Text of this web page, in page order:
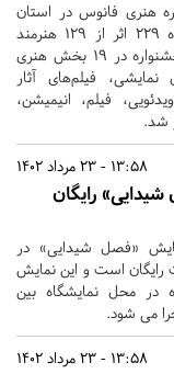
هنری فانوس در استان
همدان به همراه ۲۲۹ اثر از ۱۲۹ هنرمند
می‌باشد، این جشنواره در ۱۹ بخش هنری
نمایشی، فیلم‌های آثار
فیلم، انیمیشن،
شد.
13:58 - 23 مرداد 1402
رایگان
«فصل شیدایی» در
است و این نمایش
در محل نمایشگاه بین
می شود.
13:58 - 23 مرداد 1402